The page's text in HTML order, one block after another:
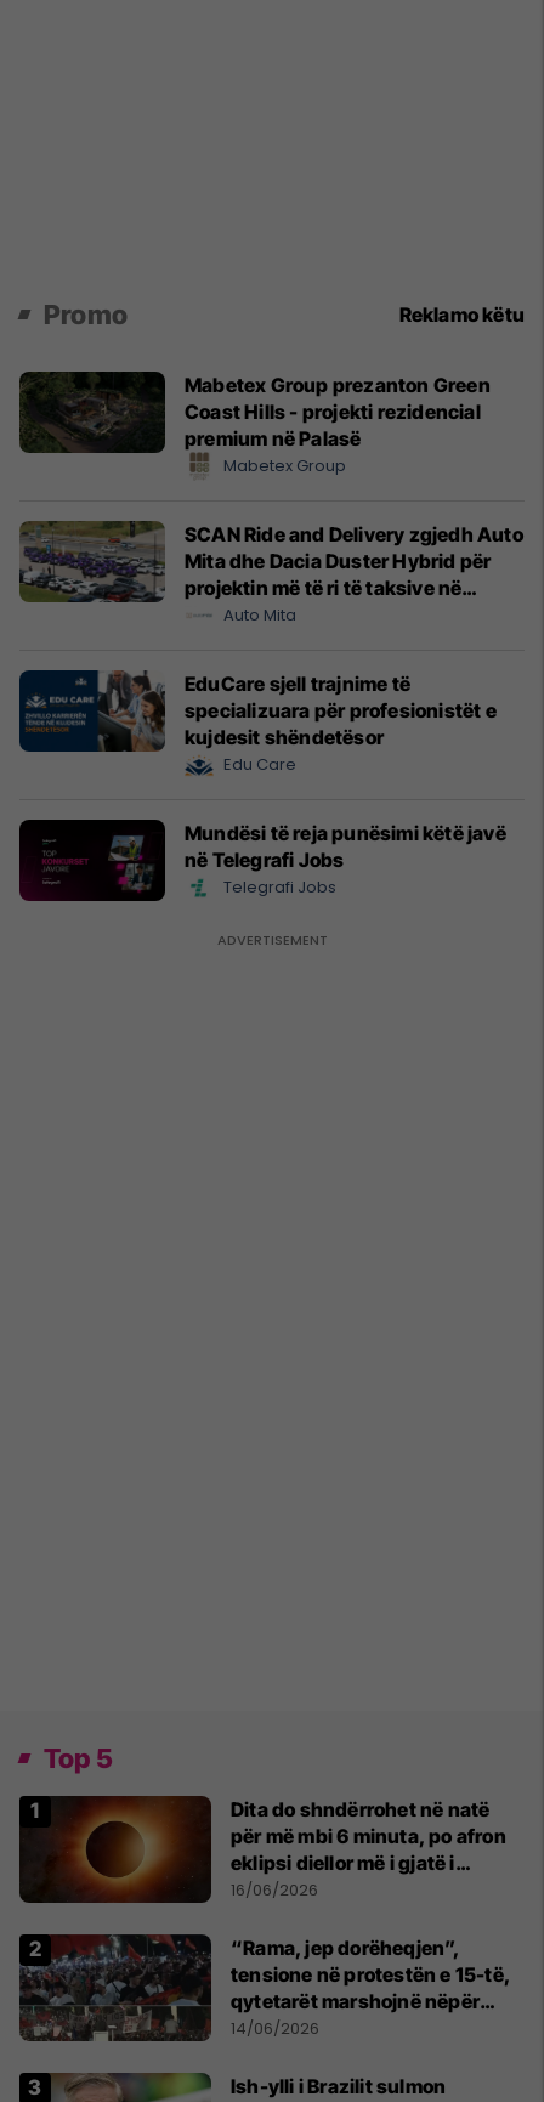
Promo Reklamo këtu
Mabetex Group prezanton Green
Coast Hills - projekti rezidencial
premium në Palasë
Mabetex Group
SCAN Ride and Delivery zgjedh Auto
Mita dhe Dacia Duster Hybrid për
projektin më të ri të taksive në
Prishtinë
Auto Mita
EduCare sjell trajnime të
specializuara për profesionistët e
kujdesit shëndetësor
Edu Care
Mundësi të reja punësimi këtë javë
në Telegrafi Jobs
Telegrafi Jobs
Top 5
Dita do shndërrohet në natë
për më mbi 6 minuta, po afron
eklipsi diellor më i gjatë i
shekullit të 21-të
16/06/2026
“Rama, jep dorëheqjen”,
tensione në protestën e 15-të,
qytetarët marshojnë nëpër
kryeqytet
14/06/2026
Ish-ylli i Brazilit sulmon